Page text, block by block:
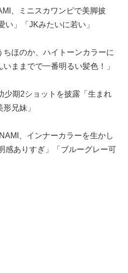
、ミニスカワンピで美脚披
い」「JKみたいに若い」
ほのか、ハイトーンカラーに
ままでで一番明るい髪色！」
少期2ショットを披露「生まれ
兄妹」
、インナーカラーを生かし
感ありすぎ」「ブルーグレー可